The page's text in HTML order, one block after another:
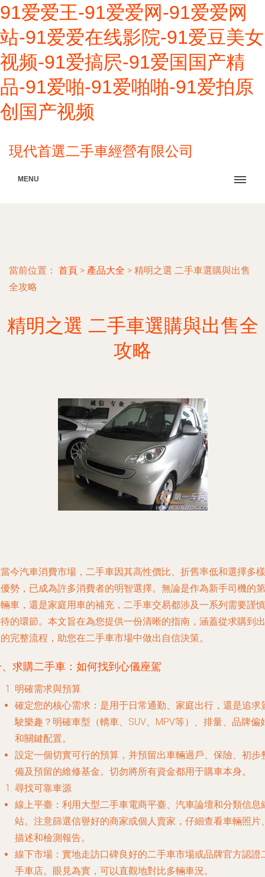
91爱爱王-91爱爱网-91爱爱网
站-91爱爱在线影院-91爱豆美女
视频-91爱搞屄-91爱国国产精
品-91爱啪-91爱啪啪-91爱拍原
创国产视频
現代首選二手車經營有限公司
MENU
當前位置： 首頁 > 產品大全 > 精明之選 二手車選購與出售
全攻略
精明之選 二手車選購與出售全
攻略
今汽車消費市場，二手車因其高性價比、折舊率低和選擇多樣
勢，已成為許多消費者的明智選擇。無論是作為新手司機的第
車，還是家庭用車的補充，二手車交易都涉及一系列需要謹慎
的環節。本文旨在為您提供一份清晰的指南，涵蓋從求購到出
完整流程，助您在二手車市場中做出自信決策。
求購二手車：如何找到心儀座駕
明確需求與預算
確定您的核心需求：是用于日常通勤、家庭出行，還是追求
駛樂趣？明確車型（轎車、SUV、MPV等）、排量、品牌偏
和關鍵配置。
設定一個切實可行的預算，并預留出車輛過戶、保險、初步
備及預留的維修基金。切勿將所有資金都用于購車本身。
尋找可靠車源
線上平臺 ：利用大型二手車電商平臺、汽車論壇和分類信息
站。注意篩選信譽好的商家或個人賣家，仔細查看車輛照片
描述和檢測報告。
線下市場 ：實地走訪口碑良好的二手車市場或品牌官方認證
手車店。眼見為實，可以直觀地對比多輛車況。